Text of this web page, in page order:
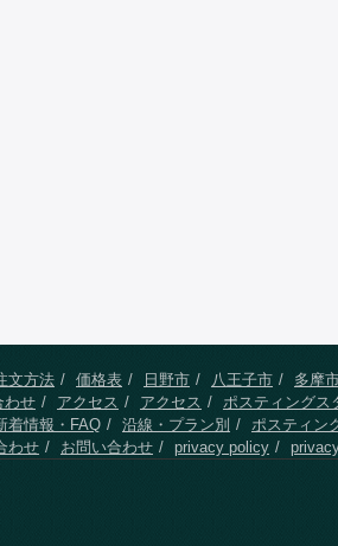
文方法 価格表 日野市 八王子市 多摩
わせ アクセス アクセス ポスティングス
着情報・FAQ 沿線・プラン別 ポスティン
わせ お問い合わせ privacy policy